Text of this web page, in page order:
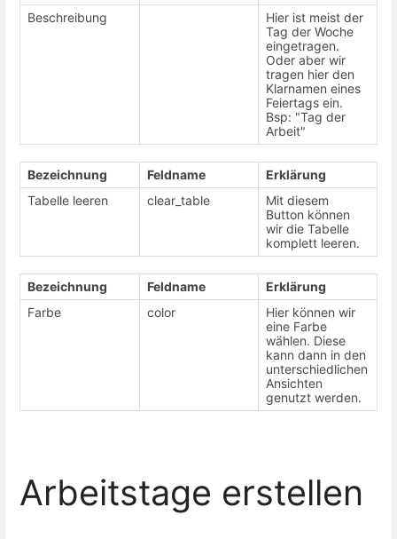
Beschreibung
Hier ist meist der
Tag der Woche
eingetragen.
Oder aber wir
tragen hier den
Klarnamen eines
Feiertags ein.
Bsp: "Tag der
Arbeit"
Bezeichnung Feldname
Erklärung
Tabelle leeren
clear_table
Mit diesem
Button können
wir die Tabelle
komplett leeren.
Bezeichnung Feldname
Erklärung
Farbe
color
Hier können wir
eine Farbe
wählen. Diese
kann dann in den
unterschiedlichen
Ansichten
genutzt werden.
Arbeitstage erstellen